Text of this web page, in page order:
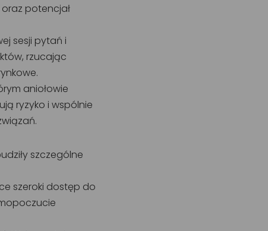
potencjał
sesji pytań i
rzucając
aniołowie
ryzyko i wspólnie
szczególne
szeroki dostęp do